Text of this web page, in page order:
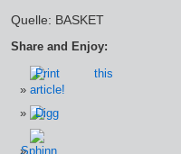
Quelle: BASKET
Share and Enjoy: